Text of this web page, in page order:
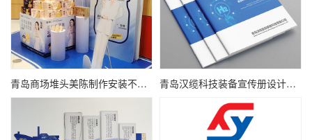
青岛商场堆头美陈制作安装不起泡KT板制作广告物料制作 青岛汉缆科技装备宣传册设计氢能新能源产品画册设计